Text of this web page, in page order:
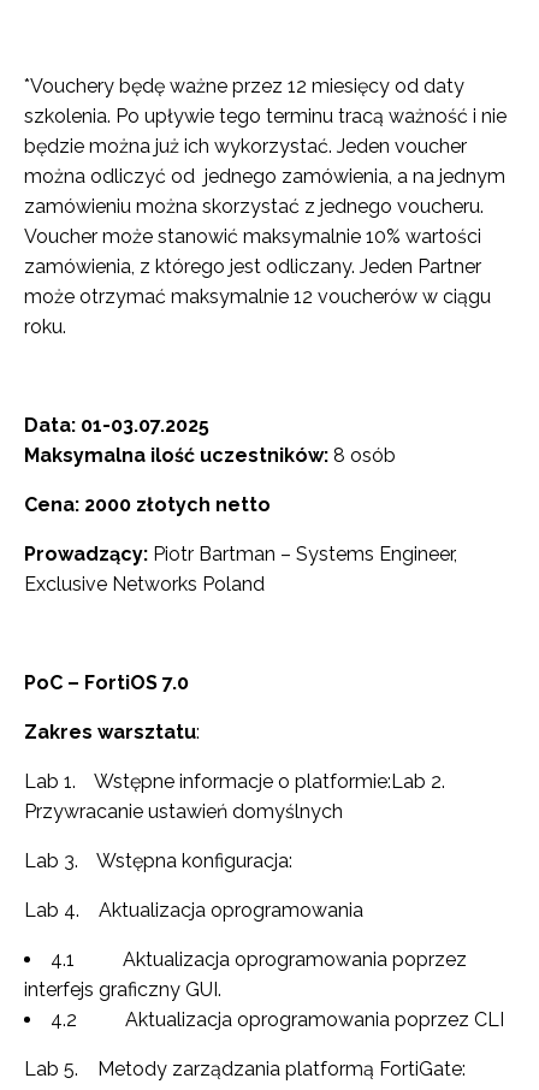
*Vouchery będę ważne przez 12 miesięcy od daty
szkolenia. Po upływie tego terminu tracą ważność i nie
będzie można już ich wykorzystać. Jeden voucher
można odliczyć od jednego zamówienia, a na jednym
zamówieniu można skorzystać z jednego voucheru.
Voucher może stanowić maksymalnie 10% wartości
zamówienia, z którego jest odliczany. Jeden Partner
może otrzymać maksymalnie 12 voucherów w ciągu
roku.
Data: 01-03.07.2025
Maksymalna ilość uczestników: 8 osób
Cena: 2000 złotych netto
Prowadzący: Piotr Bartman – Systems Engineer,
Exclusive Networks Poland
PoC – FortiOS 7.0
Zakres warsztatu:
Lab 1. Wstępne informacje o platformie:Lab 2.
Przywracanie ustawień domyślnych
Lab 3. Wstępna konfiguracja:
Lab 4. Aktualizacja oprogramowania
4.1 Aktualizacja oprogramowania poprzez
interfejs graficzny GUI.
4.2 Aktualizacja oprogramowania poprzez CLI
Lab 5. Metody zarządzania platformą FortiGate: